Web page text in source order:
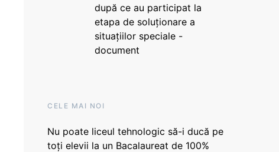
după ce au participat la
etapa de soluționare a
situațiilor speciale -
document
CELE MAI NOI
Nu poate liceul tehnologic să-i ducă pe
toți elevii la un Bacalaureat de 100%